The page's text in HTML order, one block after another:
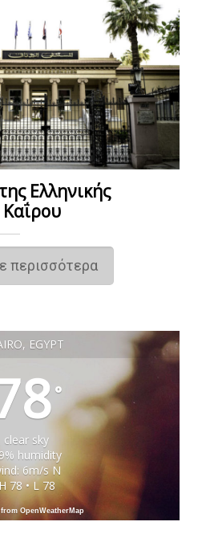
Ελληνικής
Καΐρου
περισσότερα
EGYPT
°
clear sky
humidity
6m/s N
H 78 • L 78
OpenWeatherMap